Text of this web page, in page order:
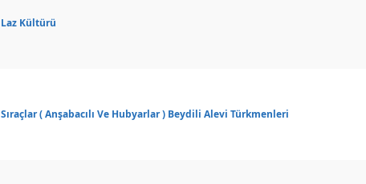
Laz Kültürü
Sıraçlar ( Anşabacılı Ve Hubyarlar ) Beydili Alevi Türkmenleri